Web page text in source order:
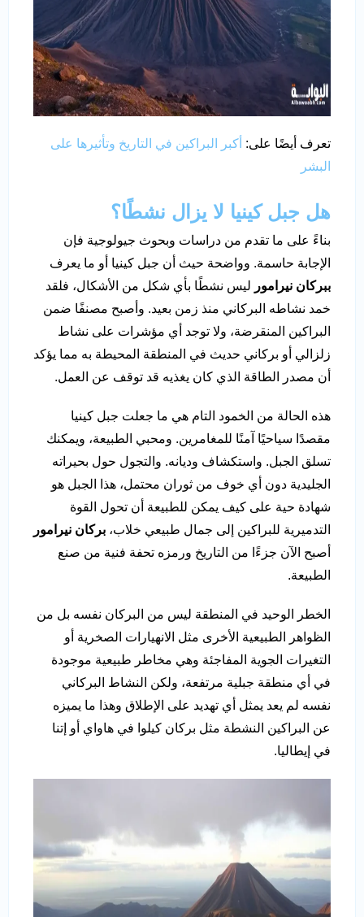
تعرف أيضًا على: أكبر البراكين في التاريخ وتأثيرها على
البشر
هل جبل كينيا لا يزال نشطًا؟
بناءً على ما تقدم من دراسات وبحوث جيولوجية فإن
الإجابة حاسمة. وواضحة حيث أن جبل كينيا أو ما يعرف
ببركان نيرامور ليس نشطًا بأي شكل من الأشكال، فلقد
خمد نشاطه البركاني منذ زمن بعيد. وأصبح مصنفًا ضمن
البراكين المنقرضة، ولا توجد أي مؤشرات على نشاط
زلزالي أو بركاني حديث في المنطقة المحيطة به مما يؤكد
أن مصدر الطاقة الذي كان يغذيه قد توقف عن العمل.
هذه الحالة من الخمود التام هي ما جعلت جبل كينيا
مقصدًا سياحيًا آمنًا للمغامرين. ومحبي الطبيعة، ويمكنك
تسلق الجبل. واستكشاف وديانه. والتجول حول بحيراته
الجليدية دون أي خوف من ثوران محتمل، هذا الجبل هو
شهادة حية على كيف يمكن للطبيعة أن تحول القوة
التدميرية للبراكين إلى جمال طبيعي خلاب، بركان نيرامور
أصبح الآن جزءًا من التاريخ ورمزه تحفة فنية من صنع
الطبيعة.
الخطر الوحيد في المنطقة ليس من البركان نفسه بل من
الظواهر الطبيعية الأخرى مثل الانهيارات الصخرية أو
التغيرات الجوية المفاجئة وهي مخاطر طبيعية موجودة
في أي منطقة جبلية مرتفعة، ولكن النشاط البركاني
نفسه لم يعد يمثل أي تهديد على الإطلاق وهذا ما يميزه
عن البراكين النشطة مثل بركان كيلوا في هاواي أو إتنا
في إيطاليا.